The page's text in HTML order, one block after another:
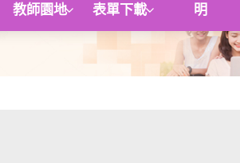
教師園地 表單下載
明